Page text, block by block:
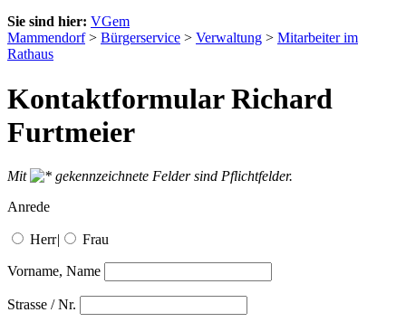
Sie sind hier: VGem
Mammendorf> Bürgerservice > Verwaltung > Mitarbeiter im
Rathaus
Kontaktformular Richard
Furtmeier
Mit
gekennzeichnete Felder sind Pflichtfelder.
Anrede
Herr| Frau
Vorname, Name
Strasse / Nr.